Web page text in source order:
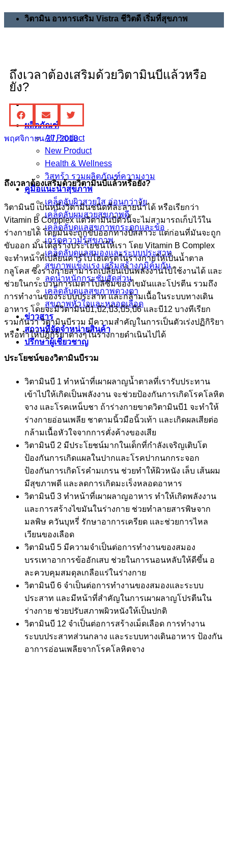
วิตามิน อาหารเสริม Vistra ชีวิตดี เริ่มที่สุขภาพ
ผลิตภัณฑ์
All Product
New Product
Health & Wellness
วิสทร้า รวมผลิตภัณฑ์ความงาม
คู่มือแนะนำสุขภาพ
เคล็ดลับผิวสวยใส อ่อนกว่าวัย
เคล็ดลับผมสวยสุขภาพดี
เคล็ดลับดูแลสุขภาพกระดูกและข้อ
เกร็ดความรู้สุขภาพ
เคล็ดลับดูแลสมองและระบบประสาท
สุขภาพแข็งแรง เสริมสร้างภูมิคุ้มกัน
ลดน้ำหนักกระชับสัดส่วน
เคล็ดลับดูแลสุขภาพดวงตา
สุขภาพหัวใจและหลอดเลือด
ข่าวสาร
สถานที่จัดจำหน่ายสินค้า
ปรึกษาผู้เชี่ยวชาญ
ถึงเวลาต้องเสริมด้วยวิตามินบีแล้วหรือ
ยัง?
พฤศจิกายน 27, 2018
ถึงเวลาต้องเสริมด้วยวิตามินบีแล้วหรือยัง?
วิตามินบี เป็นหนึ่งวิตามินชนิดที่ละลายน้ำได้ หรือเรียกว่า
Vitamin B Complex แต่วิตามินบีตัวนี้จะไม่สามารถเก็บไว้ใน
ร่างกายได้ โดยมันจะถูกขับออกทางปัสสาวะ แต่ก่อนที่มันจะถูก
ขับออก มันได้สร้างประโยชน์ให้เรา โดย Vitamin B Complex
จะทำหน้าที่เปลี่ยนคาร์โบไฮเดรตในร่างกายให้เป็นน้ำตาล
กลูโคส ซึ่งร่างกายสามารถเปลี่ยนเป็นพลังงานไปใช้งานได้ และ
ช่วยในกระบวนการเมตาโบลิซึมของไขมันและโปรตีน รวมถึง
การทำงานของระบบประสาท และกล้ามเนื้อในระบบทางเดิน
อาหาร โดยจะมีวิตามินบี1,บี2,บี3,บี5,บี6 และบี12 บางทีเรียก
รวมกันว่า วิตามินบีรวม มีความสำคัญในการเป็นตัวเร่งปฏิกิริยา
หรือทำให้ปฎิกิริยาต่างๆในร่างกายดำเนินไปได้
ประโยชน์ของวิตามินบีรวม
วิตามินบี 1 ทำหน้าที่เผาผลาญน้ำตาลที่เรารับประทาน
เข้าไปให้เกิดเป็นพลังงาน จะช่วยป้องกันการเกิดโรคโลหิต
จาง และโรคเหน็บชา ถ้าร่างกายขาดวิตามินบี1 จะทำให้
ร่างกายอ่อนเพลีย ชาตามนิ้วมือนิ้วเท้า และเกิดผลเสียต่อ
กล้ามเนื้อหัวใจจากการคั่งค้างของเสีย
วิตามินบี 2 มีประโยชน์มากในเด็กที่กำลังเจริญเติบโต
ป้องกันการเกิดแผลในปากและโรคปากนกกระจอก
ป้องกันการเกิดโรคำมเกรน ช่วยทำให้ผิวหนัง เล็บ เส้นผม
มีสุขภาพดี และลดการเกิดมะเร็งหลอดอาหาร
วิตามินบี 3 ทำหน้าที่เผาผลาญอาหาร ทำให้เกิดพลังงาน
และการสร้างไขมันในร่างกาย ช่วยทำลายสารพิษจาก
มลพิษ ควันบุหรี่ รักษาอาการเครียด และช่วยการไหล
เวียนของเลือด
วิตามินบี 5 มีความจำเป็นต่อการทำงานของสมอง
บรรเทาอาการข้ออักเสบ ช่วยในการนอนหลับให้ดีขึ้น อ
ละควบคุมสมดุลเกลือแร่ในร่างกาย
วิตามินบี 6 จำเป็นต่อการทำงานของสมองและระบบ
ประสาท และมีหน้าที่สำคัญในการเผาผลาญโปรตีนใน
ร่างกาย ช่วยปรับสภาพผิวหนังให้เป็นปกติ
วิตามินบี 12 จำเป็นต่อการสร้างเม็ดเลือด การทำงาน
ระบบประสาทส่วนกลาง และระบบทางเดินอาหาร ป้องกัน
อาการอ่อนเพลียจากโรคโลหิตจาง